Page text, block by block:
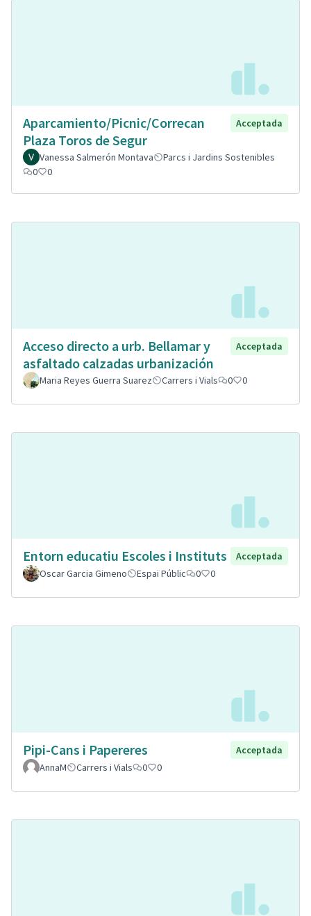
Aparcamiento/Picnic/Correcan
Plaza Toros de Segur
Acceptada
Vanessa Salmerón Montava
Parcs i Jardins Sostenibles
0
0
Acceso directo a urb. Bellamar y
asfaltado calzadas urbanización
Acceptada
Maria Reyes Guerra Suarez Carrers i Vials 0 0
Entorn educatiu Escoles i Instituts
Acceptada
Oscar Garcia Gimeno
Espai Públic 0 0
Pipi-Cans i Papereres
Acceptada
AnnaM
Carrers i Vials 0 0